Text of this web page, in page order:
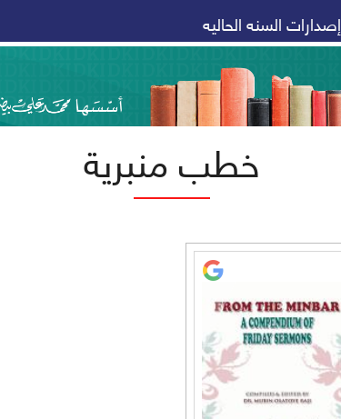
إصدارات السنه الحاليه
خطب منبرية